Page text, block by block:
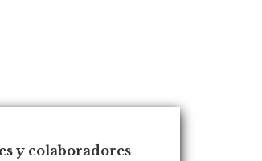
y colaboradores